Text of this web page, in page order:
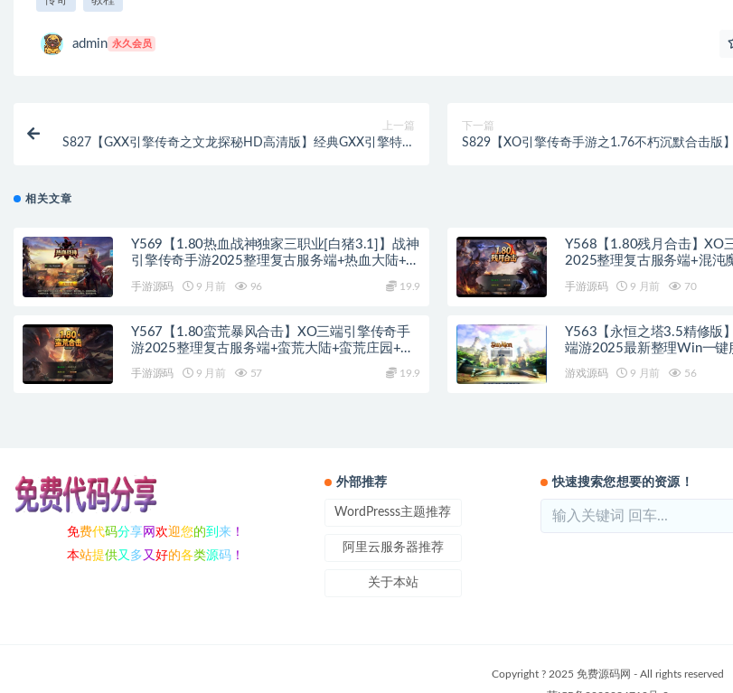
admin 永久会员
上一篇
S827【GXX引擎传奇之文龙探秘HD高清版】经典GXX引擎特色
下一篇
S829【XO引擎传奇手游之1.76不朽沉默合击版
相关文章
Y569【1.80热血战神独家三职业[白猪3.1]】战神
引擎传奇手游2025整理复古服务端+热血大陆+蛮
手游源码 9 月前 96 19.9
Y568【1.80残月合击】XO
2025整理复古服务端+混沌
手游源码 9 月前 70
Y567【1.80蛮荒暴风合击】XO三端引擎传奇手
游2025整理复古服务端+蛮荒大陆+蛮荒庄园+蛮
手游源码 9 月前 57 19.9
Y563【永恒之塔3.5精修版
端游2025最新整理Win一键
游戏源码 9 月前 56
免费代码分享网 欢迎您的到 来！
本站提供又 多 又好的各类源码！
外部推荐
WordPresss主题推荐
阿里云服务器推荐
关于本站
快速搜索您想要的资源！
Copyright ? 2025 免费源码网 - All rights reserved